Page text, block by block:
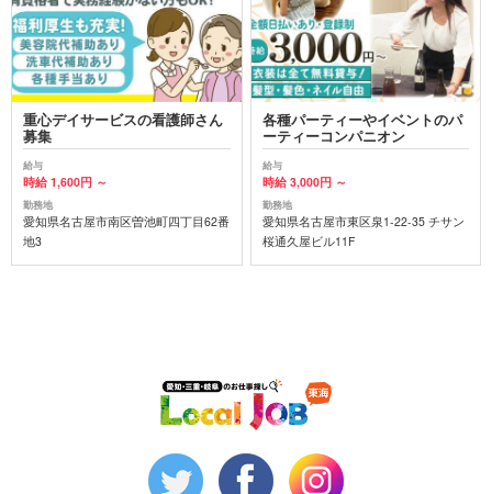
重心デイサービスの看護師さん
募集
給与
時給 1,600円 ～
勤務地
愛知県名古屋市南区曽池町四丁目62番
地3
各種パーティーやイベントのパ
ーティーコンパニオン
給与
時給 3,000円 ～
勤務地
愛知県名古屋市東区泉1-22-35 チサン
桜通久屋ビル11F